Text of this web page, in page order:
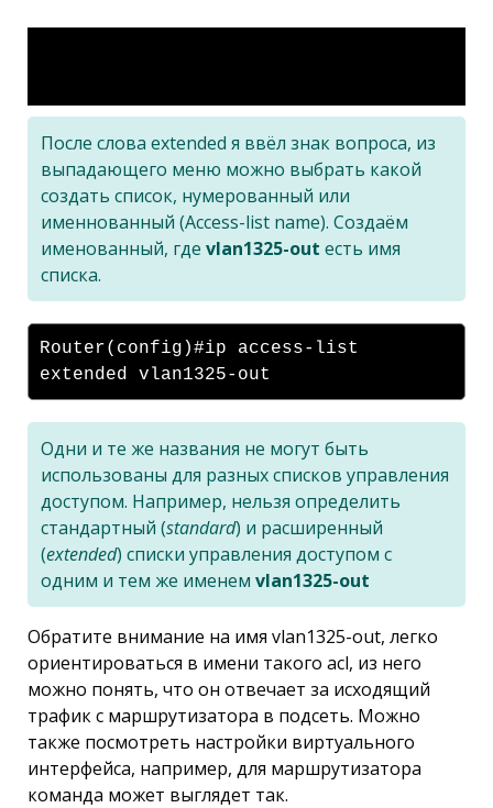
После слова extended я ввёл знак вопроса, из
выпадающего меню можно выбрать какой
создать список, нумерованный или
именнованный (Access-list name). Создаём
именованный, где vlan1325-out есть имя
списка.
Router(config)#ip access-list
extended vlan1325-out
Одни и те же названия не могут быть
использованы для разных списков управления
доступом. Например, нельзя определить
стандартный (standard) и расширенный
(extended) списки управления доступом с
одним и тем же именем vlan1325-out
Обратите внимание на имя vlan1325-out, легко
ориентироваться в имени такого acl, из него
можно понять, что он отвечает за исходящий
трафик с маршрутизатора в подсеть. Можно
также посмотреть настройки виртуального
интерфейса, например, для маршрутизатора
команда может выглядет так.